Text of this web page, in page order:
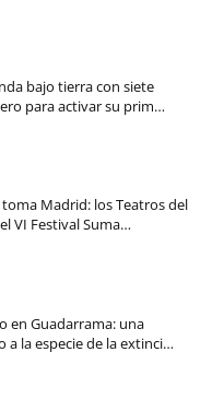
bajo tierra con siete
para activar su prim…
Madrid: los Teatros del
VI Festival Suma…
en Guadarrama: una
a la especie de la extinci…